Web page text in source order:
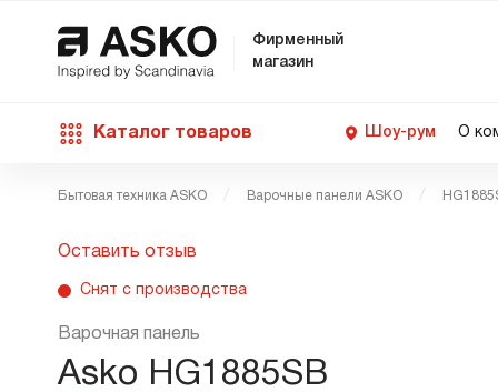
Фирменный
магазин
Каталог товаров Шоу-рум О
Техника для кухни
Уход за бельем
Бытовая техника ASKO Варочные панели ASKO
Оставить отзыв
Снят с производства
Варочная панель
Asko HG1885SB